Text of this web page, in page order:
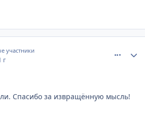
участники
г
Спасибо за извращённую мысль!